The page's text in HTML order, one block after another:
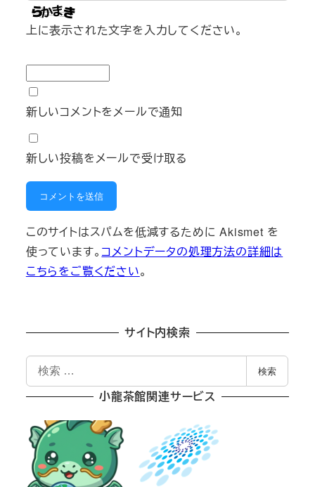
上に表示された文字を入力してください。
新しいコメントをメールで通知
新しい投稿をメールで受け取る
このサイトはスパムを低減するために Akismet を
使っています。 コメントデータの処理方法の詳細は
こちらをご覧ください。
サイト内検索
索
検索
小龍茶館関連サービス